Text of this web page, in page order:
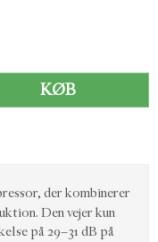
KØB
der kombinerer
Den vejer kun
på 29–31 dB på